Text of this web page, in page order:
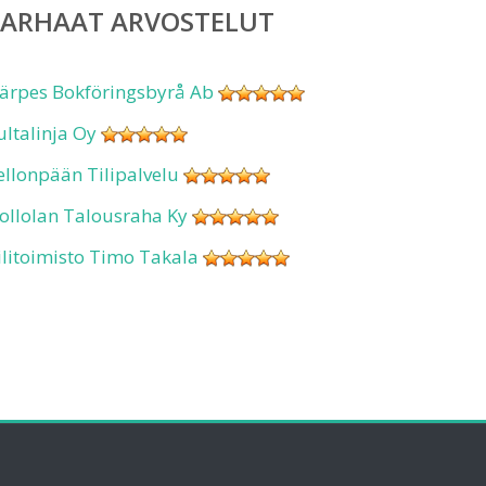
ARVOSTELUT
Bokföringsbyrå Ab
Oy
Tilipalvelu
Talousraha Ky
Timo Takala